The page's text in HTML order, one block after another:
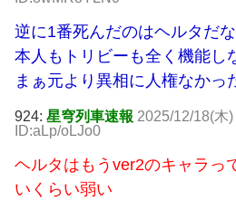
逆に1番死んだのはヘルタだな
本人もトリビーも全く機能し
まぁ元より異相に人権なかっ
924: 星穹列車速報 2025/12/18(木
ID:aLp/oLJo0
ヘルタはもうver2のキャラっ
いくらい弱い